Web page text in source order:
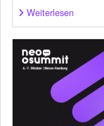
Weiterlesen